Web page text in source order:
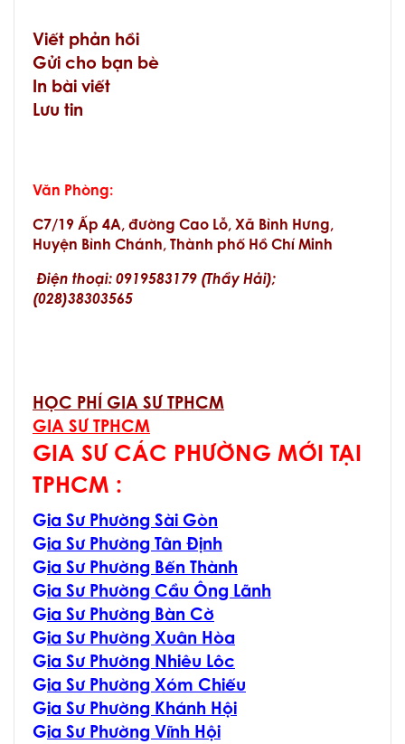
Viết phản hồi
Gửi cho bạn bè
In bài viết
Lưu tin
Văn Phòng:
C7/19 Ấp 4A, đường Cao Lỗ, Xã Bình Hưng,
Huyện Bình Chánh, Thành phố Hồ Chí Minh
Điện thoại: 0919583179 (Thầy Hải);
(028)38303565
HỌC PHÍ GIA SƯ TPHCM
GIA SƯ TPHCM
GIA SƯ CÁC PHƯỜNG MỚI TẠI
TPHCM :
Gia Sư Phường Sài Gòn
Gia Sư Phường Tân Định
Gia Sư Phường Bến Thành
Gia Sư Phường Cầu Ông Lãnh
Gia Sư Phường Bàn Cờ
Gia Sư Phường Xuân Hòa
Gia Sư Phường Nhiêu Lôc
Gia Sư Phường Xóm Chiếu
Gia Sư Phường Khánh Hội
Gia Sư Phường Vĩnh Hội